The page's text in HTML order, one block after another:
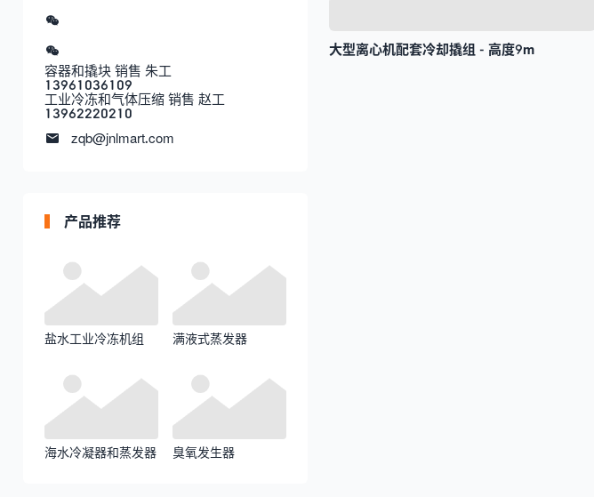
大型离心机配套冷却撬组 - 高度9m
容器和撬块 销售 朱工
13961036109
工业冷冻和气体压缩 销售 赵工
13962220210
zqb@jnlmart.com
产品推荐
盐水工业冷冻机组 满液式蒸发器
海水冷凝器和蒸发器 臭氧发生器